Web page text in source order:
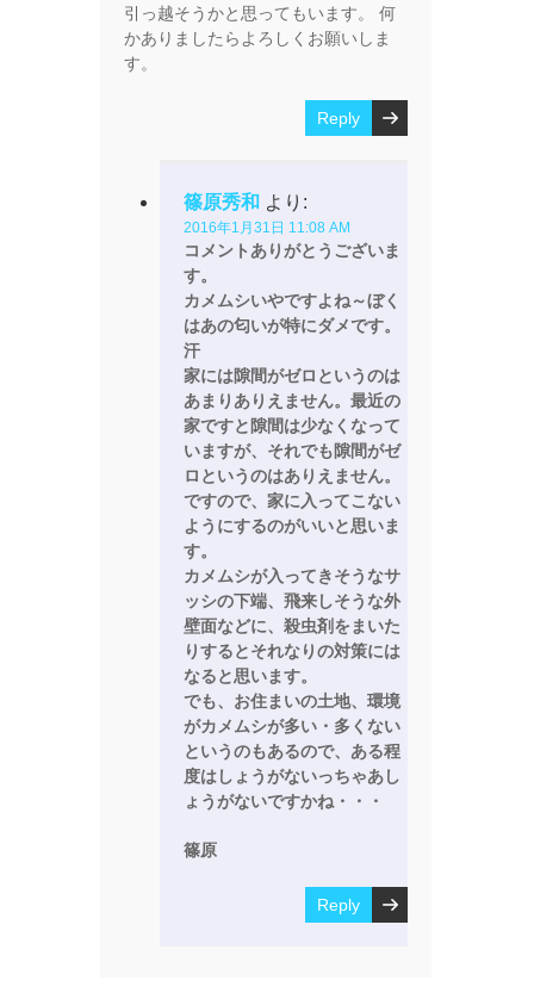
引っ越そうかと思ってもいます。 何
かありましたらよろしくお願いしま
す。
Reply
篠原秀和 より:
2016年1月31日 11:08 AM
コメントありがとうございま
す。
カメムシいやですよね～ぼく
はあの匂いが特にダメです。
汗
家には隙間がゼロというのは
あまりありえません。最近の
家ですと隙間は少なくなって
いますが、それでも隙間がゼ
ロというのはありえません。
ですので、家に入ってこない
ようにするのがいいと思いま
す。
カメムシが入ってきそうなサ
ッシの下端、飛来しそうな外
壁面などに、殺虫剤をまいた
りするとそれなりの対策には
なると思います。
でも、お住まいの土地、環境
がカメムシが多い・多くない
というのもあるので、ある程
度はしょうがないっちゃあし
ょうがないですかね・・・
篠原
Reply